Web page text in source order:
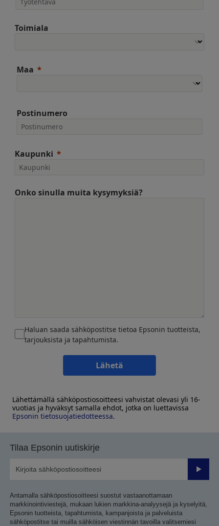
Toimiala
Maa
Postinumero
Kaupunki
Onko sinulla muita kysymyksiä?
Haluan saada sähköpostitse tietoa Epsonin tuotteista,
tarjouksista ja tapahtumista.
Lähetä
Lähettämällä sähköpostiosoitteesi vahvistat olevasi yli 16-
vuotias ja hyväksyt samalla ehdot, jotka on luettavissa
Epsonin tietosuojatiedotteessa.
Tilaa Epsonin uutiskirje
Lähetä
Antamalla sähköpostiosoitteesi suostut vastaanottamaan
markkinointiviestejä, mukaan lukien markkina-analyysejä ja kyselyitä,
Epsonin tuotteista, tapahtumista, kampanjoista ja palveluista
sähköpostitse tai muilla sähköisen viestinnän tavoilla valitsemiesi